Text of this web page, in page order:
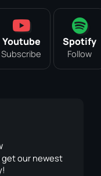
Youtube
Subscribe
Spotify
Follow
our newest